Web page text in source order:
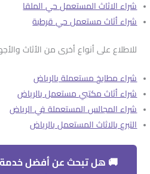
شراء الاثاث المستعمل حي الملقا
شراء أثاث مستعمل حي قرطبة
للاطلاع على أنواع أخرى من الأثاث
شراء مطابخ مستعملة بالرياض
شراء أثاث مكتبي مستعمل بالرياض
شراء المجالس المستعملة في الرياض
التبرع بالاثاث المستعمل بالرياض
🚚 هل تبحث عن أفضل خدمة